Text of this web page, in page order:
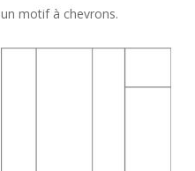
un motif à chevrons.